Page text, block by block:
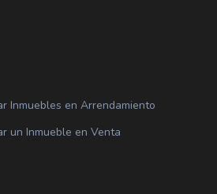
Inmuebles en Arrendamiento
un Inmueble en Venta